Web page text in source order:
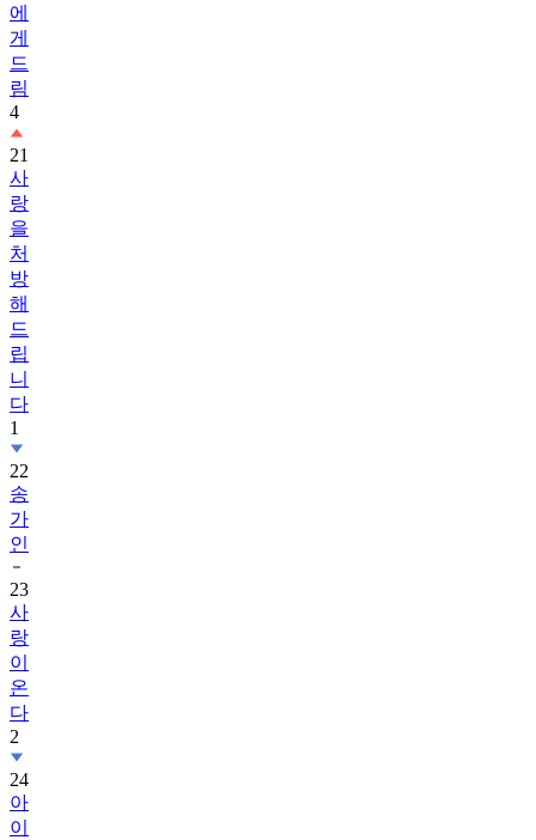
에
게
드
림
4
21
사
랑
을
처
방
해
드
립
니
다
1
22
송
가
인
23
사
랑
이
온
다
2
24
아
이